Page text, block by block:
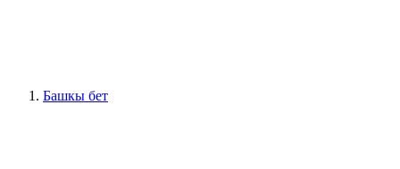
Башкы бет